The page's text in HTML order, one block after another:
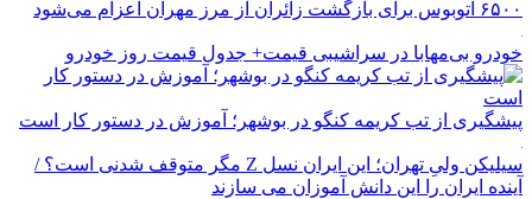
۶۵۰۰ اتوبوس برای بازگشت زائران از مرز مهران اعزام می‌شود
خودرو بی‌مهابا در سراشیبی قیمت+ جدول قیمت روز خودرو
پیشگیری از تب کریمه کنگو در بوشهر؛ آموزش در دستور کار است
سیلیکن ولیِ تهران؛ این ایران نسل Z مگر متوقف شدنی است؟ /
آینده ایران را این دانش آموزان می سازند